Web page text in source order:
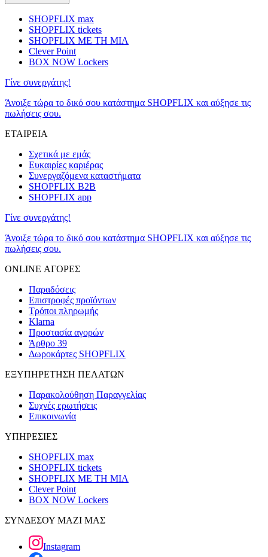
SHOPFLIX max
SHOPFLIX tickets
SHOPFLIX ΜΕ ΤΗ ΜΙΑ
Clever Point
BOX NOW Lockers
Γίνε συνεργάτης!
Άνοιξε τώρα το δικό σου κατάστημα SHOPFLIX και αύξησε τις
πωλήσεις σου.
ΕΤΑΙΡΕΙΑ
Σχετικά με εμάς
Ευκαιρίες καριέρας
Συνεργαζόμενα καταστήματα
SHOPFLIX B2B
SHOPFLIX app
Γίνε συνεργάτης!
Άνοιξε τώρα το δικό σου κατάστημα SHOPFLIX και αύξησε τις
πωλήσεις σου.
ONLINE ΑΓΟΡΕΣ
Παραδόσεις
Επιστροφές προϊόντων
Τρόποι πληρωμής
Klarna
Προστασία αγορών
Άρθρο 39
Δωροκάρτες SHOPFLIX
ΕΞΥΠΗΡΕΤΗΣΗ ΠΕΛΑΤΩΝ
Παρακολούθηση Παραγγελίας
Συχνές ερωτήσεις
Επικοινωνία
ΥΠΗΡΕΣΙΕΣ
SHOPFLIX max
SHOPFLIX tickets
SHOPFLIX ΜΕ ΤΗ ΜΙΑ
Clever Point
BOX NOW Lockers
ΣΥΝΔΕΣΟΥ ΜΑΖΙ ΜΑΣ
Instagram